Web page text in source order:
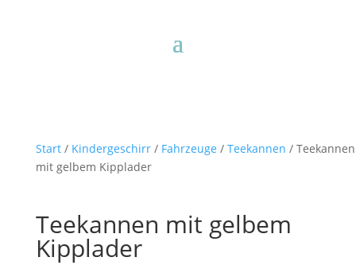
Start/ Kindergeschirr/ Fahrzeuge / Teekannen / Teekannen
mit gelbem Kipplader
Teekannen mit gelbem
Kipplader